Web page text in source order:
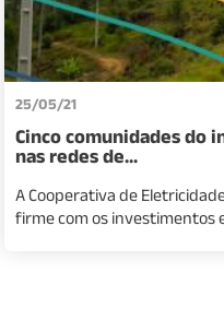
25/05/21
Cinco comunidades do
nas redes de...
A Cooperativa de
firme com os investimentos